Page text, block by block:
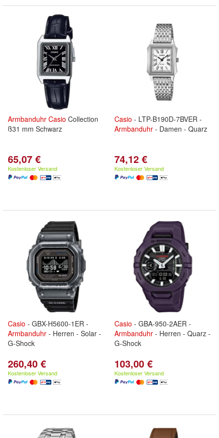
Armbanduhr Casio Collection
ß31 mm Schwarz
65,07 €
Kostenloser Versand
Casio - LTP-B190D-7BVER -
Armbanduhr - Damen - Quarz
74,12 €
Kostenloser Versand
Casio - GBX-H5600-1ER -
Armbanduhr - Herren - Solar -
G-Shock
260,40 €
Kostenloser Versand
Casio - GBA-950-2AER -
Armbanduhr - Herren - Quarz -
G-Shock
103,00 €
Kostenloser Versand